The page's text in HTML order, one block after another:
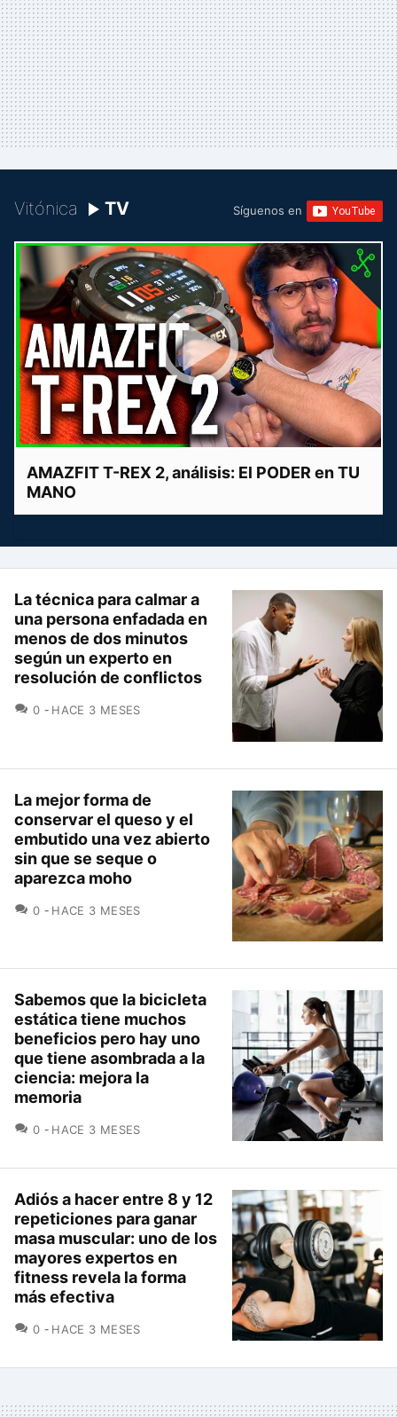
Vitónica TV Síguenos en
AMAZFIT T-REX 2, análisis: El PODER en TU
MANO
La técnica para calmar a
una persona enfadada en
menos de dos minutos
según un experto en
resolución de conflictos
0 COMENTARIOS
HACE 3 MESES
La mejor forma de
conservar el queso y el
embutido una vez abierto
sin que se seque o
aparezca moho
0 COMENTARIOS
HACE 3 MESES
Sabemos que la bicicleta
estática tiene muchos
beneficios pero hay uno
que tiene asombrada a la
ciencia: mejora la
memoria
0 COMENTARIOS
HACE 3 MESES
Adiós a hacer entre 8 y 12
repeticiones para ganar
masa muscular: uno de los
mayores expertos en
fitness revela la forma
más efectiva
0 COMENTARIOS
HACE 3 MESES